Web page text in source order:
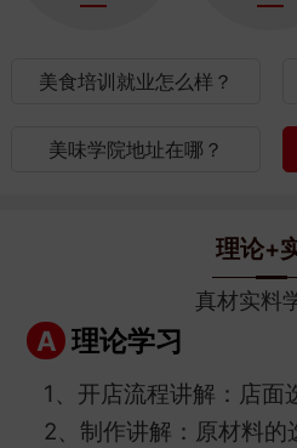
美食培训就业怎么样？
美味学院地址在哪？
理论+
真材实料
A 理论学习
1、开店流程讲解：店面
2、制作讲解：原材料的